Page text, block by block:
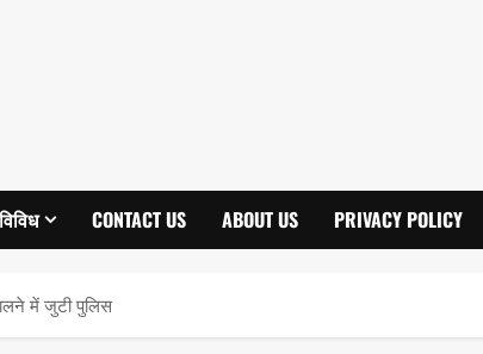
विविध CONTACT US ABOUT US PRIVACY POLICY
में जुटी पुलिस